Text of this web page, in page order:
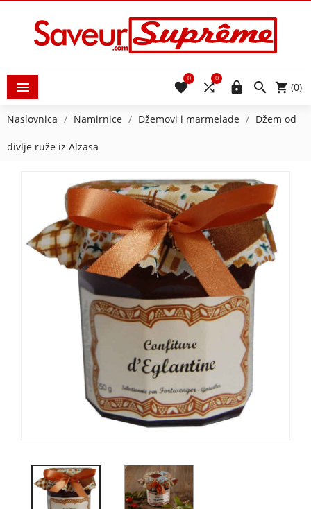
  (0)


0

0
Naslovnica Namirnice Džemovi i marmelade Džem od
divlje ruže iz Alzasa